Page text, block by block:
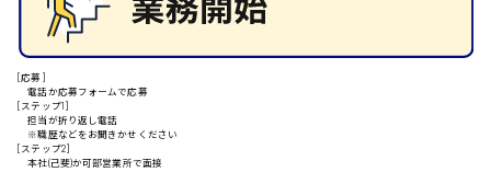
安芸郡
[応募]
電話か応募フォームで応募
[ステップ1]
担当が折り返し電話
※職歴などをお聞きかせください
[ステップ2]
本社(己斐)か可部営業所で面接